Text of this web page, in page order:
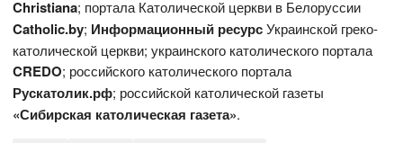
Christiana; портала Католической церкви в Белоруссии
Catholic.by; Информационный ресурсУкраинской греко-
католической церкви; украинского католического портала
CREDO; российского католического портала
Рускатолик.рф; российской католической газеты
«Сибирская католическая газета».